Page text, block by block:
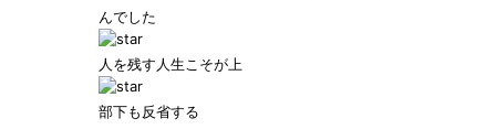
んでした
人を残す人生こそが上
部下も反省する